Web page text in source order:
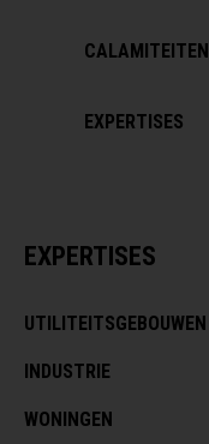
CALAMITEITEN
EXPERTISES
EXPERTISES
UTILITEITSGEBOUWEN
INDUSTRIE
WONINGEN